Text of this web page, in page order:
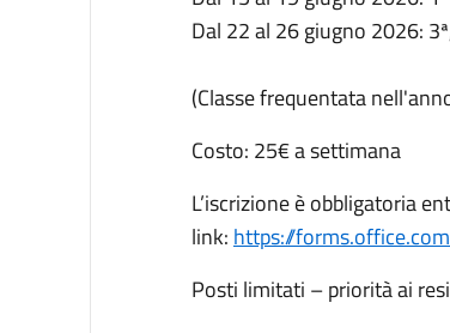
Dal 22 al 26 giugno 2026:
(Classe frequentata
Costo: 25€ a settimana
L’iscrizione è obbligatoria
link: https://
Posti limitati – priorità ai